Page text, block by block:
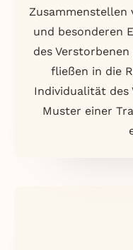
Zusammenstellen
und besonderen
des
fließen in die
Individualität des
Muster einer